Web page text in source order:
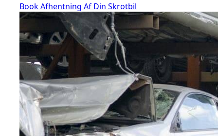
Book Afhentning Af Din Skrotbil